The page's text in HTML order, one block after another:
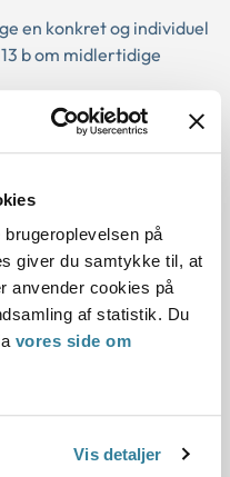
på
giver du samtykke til, at
anvender cookies på
af statistik. Du
vores side om
Vis detaljer
en konkret og individuel
b om midlertidige
8-
Gældende
Sygedagpenge
til en anden aktør